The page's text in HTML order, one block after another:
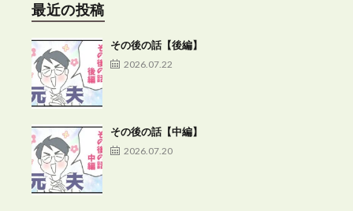
最近の投稿
その後の話【後編】
2026.07.22
その後の話【中編】
2026.07.20